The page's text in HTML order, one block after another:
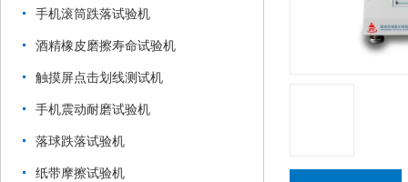
手机滚筒跌落试验机
酒精橡皮磨擦寿命试验机
触摸屏点击划线测试机
手机震动耐磨试验机
落球跌落试验机
纸带摩擦试验机